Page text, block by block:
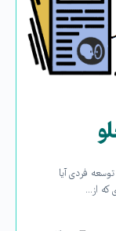
فردی آیا
که از…